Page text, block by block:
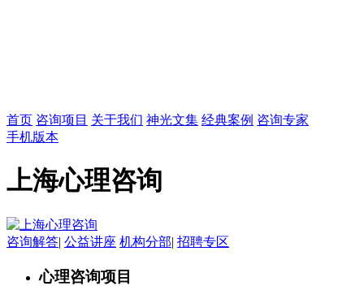
首页 咨询项目 关于我们 神光文集 经典案例 咨询专家
手机版本
上海心理咨询
咨询解答| 公益讲座 机构分部| 招聘专区
心理咨询项目